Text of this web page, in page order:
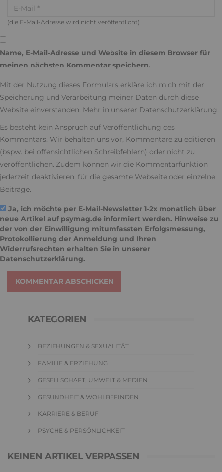
(die E-Mail-Adresse wird nicht veröffentlicht)
Name, E-Mail-Adresse und Website in diesem Browser für
meinen nächsten Kommentar speichern.
Mit der Nutzung dieses Formulars erkläre ich mich mit der
Speicherung und Verarbeitung meiner Daten durch diese
Website einverstanden. Mehr in unserer Datenschutzerklärung.
Es besteht kein Anspruch auf Veröffentlichung des
Kommentars. Wir behalten uns vor, Kommentare zu editieren
(bspw. bei offensichtlichen Schreibfehlern) oder nicht zu
veröffentlichen. Zudem können wir die Kommentarfunktion
jederzeit deaktivieren, für die gesamte Webseite oder einzelne
Beiträge.
Ja, ich möchte per E-Mail-Newsletter 1-2x monatlich über
neue Artikel auf psymag.de informiert werden. Hinweise zu
der von der Einwilligung mitumfassten Erfolgsmessung,
Protokollierung der Anmeldung und Ihren
Widerrufsrechten erhalten Sie in unserer
Datenschutzerklärung.
KOMMENTAR ABSCHICKEN
KATEGORIEN
BEZIEHUNGEN & SEXUALITÄT
FAMILIE & ERZIEHUNG
GESELLSCHAFT, UMWELT & MEDIEN
GESUNDHEIT & WOHLBEFINDEN
KARRIERE & BERUF
PSYCHE & PERSÖNLICHKEIT
KEINEN ARTIKEL VERPASSEN